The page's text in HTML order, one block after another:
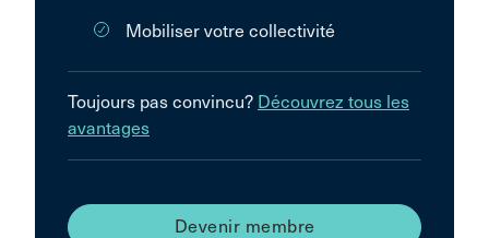
Mobiliser votre collectivité
Toujours pas convincu? Découvrez tous les
avantages
Devenir membre